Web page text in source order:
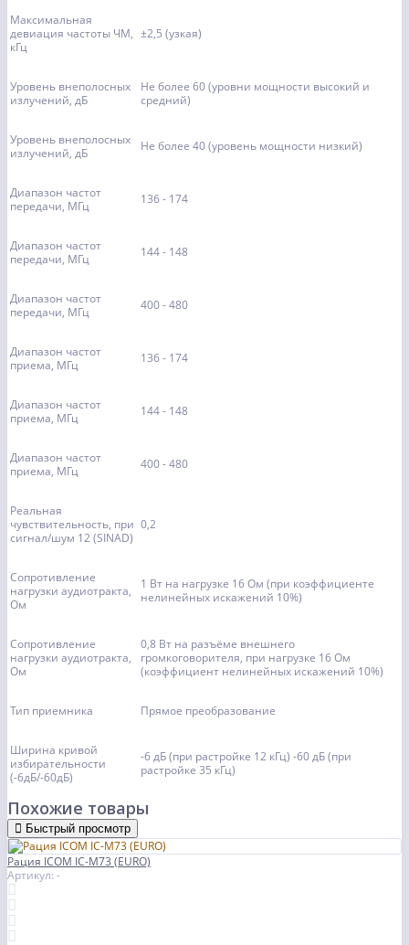
Максимальная
девиация частоты ЧМ,
кГц
±2,5 (узкая)
Уровень внеполосных
излучений, дБ
Не более 60 (уровни мощности высокий и
средний)
Уровень внеполосных
излучений, дБ
Не более 40 (уровень мощности низкий)
Диапазон частот
передачи, МГц
136 - 174
Диапазон частот
передачи, МГц
144 - 148
Диапазон частот
передачи, МГц
400 - 480
Диапазон частот
приема, МГц
136 - 174
Диапазон частот
приема, МГц
144 - 148
Диапазон частот
приема, МГц
400 - 480
Реальная
чувствительность, при
сигнал/шум 12 (SINAD)
0,2
Сопротивление
нагрузки аудиотракта,
Ом
1 Вт на нагрузке 16 Ом (при коэффициенте
нелинейных искажений 10%)
Сопротивление
нагрузки аудиотракта,
Ом
0,8 Вт на разъёме внешнего
громкоговорителя, при нагрузке 16 Ом
(коэффициент нелинейных искажений 10%)
Тип приемника Прямое преобразование
Ширина кривой
избирательности
(-6дБ/-60дБ)
-6 дБ (при растройке 12 кГц) -60 дБ (при
растройке 35 кГц)
Похожие товары
Быстрый просмотр
Рация ICOM IC-M73 (EURO)
Артикул: -